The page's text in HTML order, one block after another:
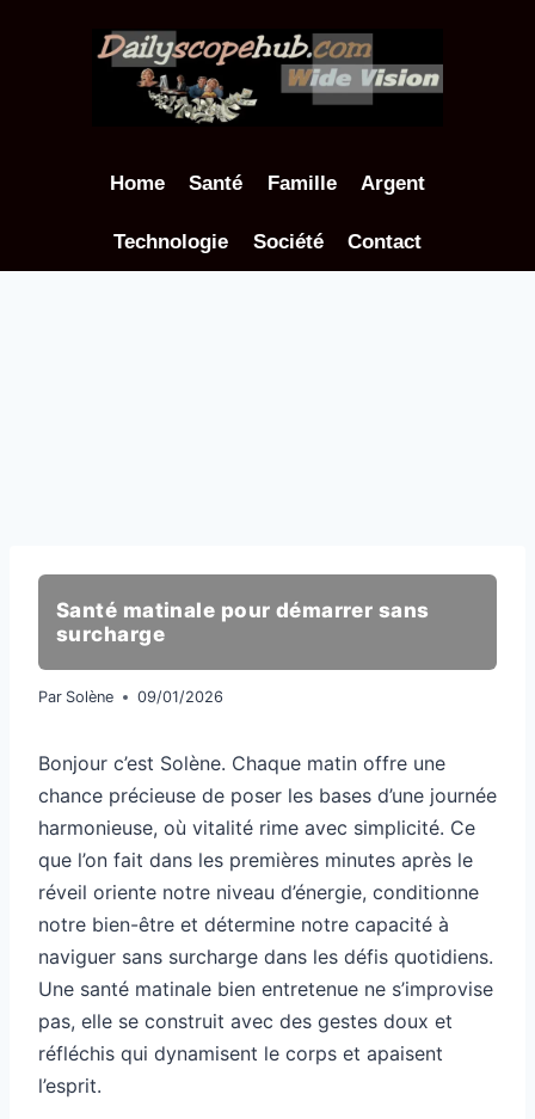
Home Santé Famille Argent
Technologie Société Contact
Santé matinale pour démarrer sans
surcharge
Par Solène 09/01/2026
Bonjour c’est Solène. Chaque matin offre une
chance précieuse de poser les bases d’une journée
harmonieuse, où vitalité rime avec simplicité. Ce
que l’on fait dans les premières minutes après le
réveil oriente notre niveau d’énergie, conditionne
notre bien-être et détermine notre capacité à
naviguer sans surcharge dans les défis quotidiens.
Une santé matinale bien entretenue ne s’improvise
pas, elle se construit avec des gestes doux et
réfléchis qui dynamisent le corps et apaisent
l’esprit.